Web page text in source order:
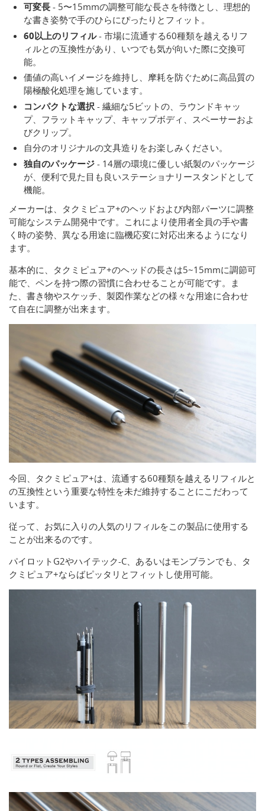
可変長 - 5〜15mmの調整可能な長さを特徴とし、理想的
な書き姿勢で手のひらにぴったりとフィット。
60以上のリフィル- 市場に流通する60種類を越えるリフ
ィルとの互換性があり、いつでも気が向いた際に交換可
能。
価値の高いイメージを維持し、摩耗を防ぐために高品質の
陽極酸化処理を施しています。
コンパクトな選択 - 繊細な5ビットの、ラウンドキャッ
プ、フラットキャップ、キャップボディ、スペーサーおよ
びクリップ。
自分のオリジナルの文具造りをお楽しみください。
独自のパッケージ - 14層の環境に優しい紙製のパッケージ
が、便利で見た目も良いステーショナリースタンドとして
機能。
メーカーは、タクミピュア+のヘッドおよび内部パーツに調整
可能なシステム開発中です。これにより使用者全員の手や書
く時の姿勢、異なる用途に臨機応変に対応出来るようになり
ます。
基本的に、タクミピュア+のヘッドの長さは5~15mmに調節可
能で、ペンを持つ際の習慣に合わせることが可能です。ま
た、書き物やスケッチ、製図作業などの様々な用途に合わせ
て自在に調整が出来ます。
今回、タクミピュア+は、流通する60種類を越えるリフィルと
の互換性という重要な特性を未だ維持することにこだわって
います。
従って、お気に入りの人気のリフィルをこの製品に使用する
ことが出来るのです。
パイロットG2やハイテック-C、あるいはモンブランでも、タ
クミピュア+ならばピッタリとフィットし使用可能。